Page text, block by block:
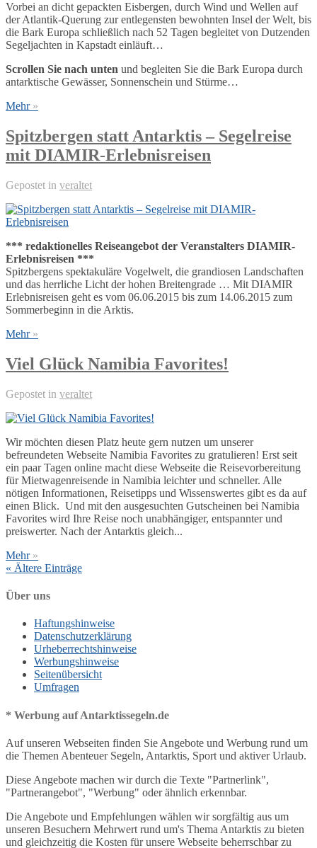
Vorbei an dicht gepackten Eisbergen, durch Wind und Wellen auf
der Atlantik-Querung zur entlegensten bewohnten Insel der Welt, bis
die Bark Europa schließlich nach 52 Tagen begleitet von Dutzenden
Segeljachten in Kapstadt einläuft…
Scrollen Sie nach unten und begleiten Sie die Bark Europa durch
antarktische Gewässer, Sonnenschein und Stürme…
Mehr »
Spitzbergen statt Antarktis – Segelreise
mit DIAMIR-Erlebnisreisen
Gepostet in veraltet
*** redaktionelles Reiseangebot der Veranstalters DIAMIR-
Erlebnisreisen ***
Spitzbergens spektakuläre Vogelwelt, die grandiosen Landschaften
und das herrliche Licht der hohen Breitengrade … Mit DIAMIR
Erlebnisreisen geht es vom 06.06.2015 bis zum 14.06.2015 zum
Sommerbeginn in die Arktis.
Mehr »
Viel Glück Namibia Favorites!
Gepostet in veraltet
Wir möchten diesen Platz heute gern nutzen um unserer
befreundeten Webseite Namibia Favorites zu gratulieren! Erst seit
ein paar Tagen online macht diese Webseite die Reisevorbereitung
für Mietwagenreisende in Namibia leichter und schneller. Alle
nötigen Informationen, Reisetipps und Wissenswertes gibt es da auf
einen Blick. Und mit den ausgesuchten Gutscheinen bei Namibia
Favorites wird Ihre Reise noch unabhängiger, entspannter und
preiswerter. Nach der Antarktis gleich...
Mehr »
« Ältere Einträge
Über uns
Haftungshinweise
Datenschutzerklärung
Urheberrechtshinweise
Werbungshinweise
Seitenübersicht
Umfragen
* Werbung auf Antarktissegeln.de
Auf unseren Webseiten finden Sie Angebote und Werbung rund um
die Themen Abenteuer Segeln, Antarktis, Sport und aktiver Urlaub.
Diese Angebote machen wir durch die Texte "Partnerlink",
"Partnerangebot", "Werbung" oder ähnlich erkennbar.
Die Angebote und Empfehlungen wählen wir sorgfältig aus um
unseren Besuchern Mehrwert rund um's Thema Antarktis zu bieten
und gleichzeitig die Kosten für unsere Webseite beherrschbar zu